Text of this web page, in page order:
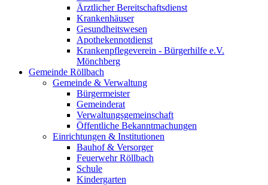
Ärztlicher Bereitschaftsdienst
Krankenhäuser
Gesundheitswesen
Apothekennotdienst
Krankenpflegeverein - Bürgerhilfe e.V.
Mönchberg
Gemeinde Röllbach
Gemeinde & Verwaltung
Bürgermeister
Gemeinderat
Verwaltungsgemeinschaft
Öffentliche Bekanntmachungen
Einrichtungen & Institutionen
Bauhof & Versorger
Feuerwehr Röllbach
Schule
Kindergarten